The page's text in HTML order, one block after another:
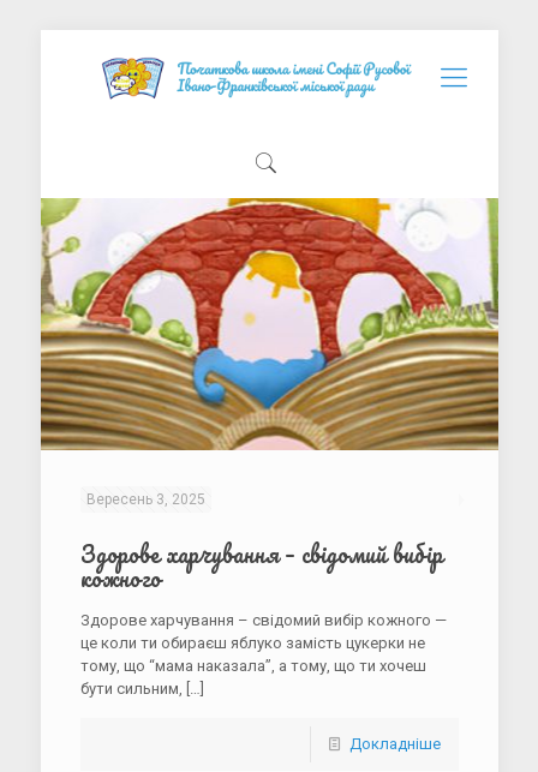
Вересень 3, 2025
Здорове харчування – свідомий вибір
кожного
Здорове харчування – свідомий вибір кожного —
це коли ти обираєш яблуко замість цукерки не
тому, що “мама наказала”, а тому, що ти хочеш
бути сильним, […]
Докладніше